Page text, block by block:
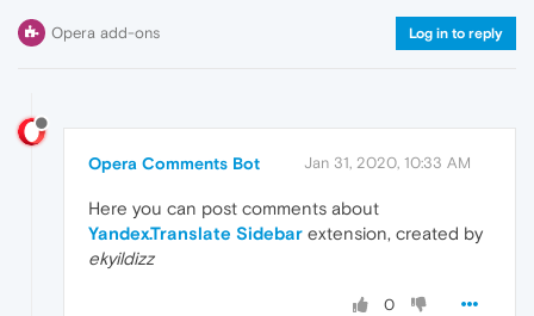
Opera add-ons Log in to reply
Opera Comments Bot Jan 31, 2020, 10:33 AM
Here you can post comments about
Yandex.Translate Sidebar extension, created by
ekyildizz
0